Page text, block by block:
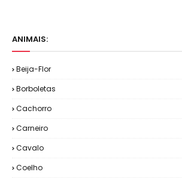
ANIMAIS:
Beija-Flor
Borboletas
Cachorro
Carneiro
Cavalo
Coelho